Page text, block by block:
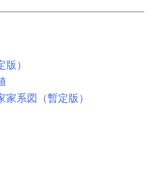
）
系図（暫定版）